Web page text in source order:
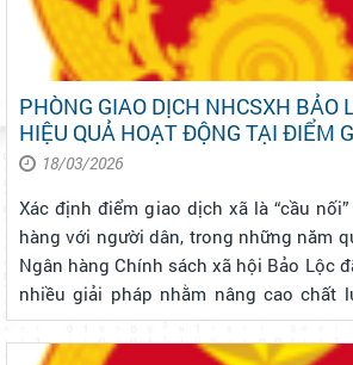
PHÒNG GIAO DỊCH NHCSXH BẢO
HIỆU QUẢ HOẠT ĐỘNG TẠI ĐIỂM
18/03/2026
Xác định điểm giao dịch xã là “cầu
hàng với người dân, trong những năm
Ngân hàng Chính sách xã hội Bảo Lộc
nhiều giải pháp nhằm nâng cao chất
các điểm giao dịch xã, phường, góp
dụng chính s...